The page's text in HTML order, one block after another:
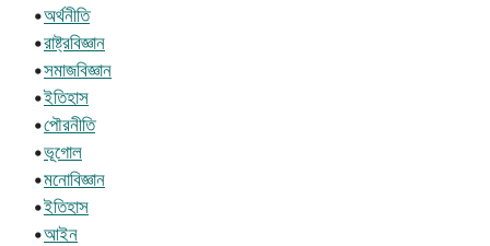
•অর্থনীতি
•রাষ্ট্রবিজ্ঞান
•সমাজবিজ্ঞান
•ইতিহাস
•পৌরনীতি
•ভূগোল
•মনোবিজ্ঞান
•ইতিহাস
•আইন